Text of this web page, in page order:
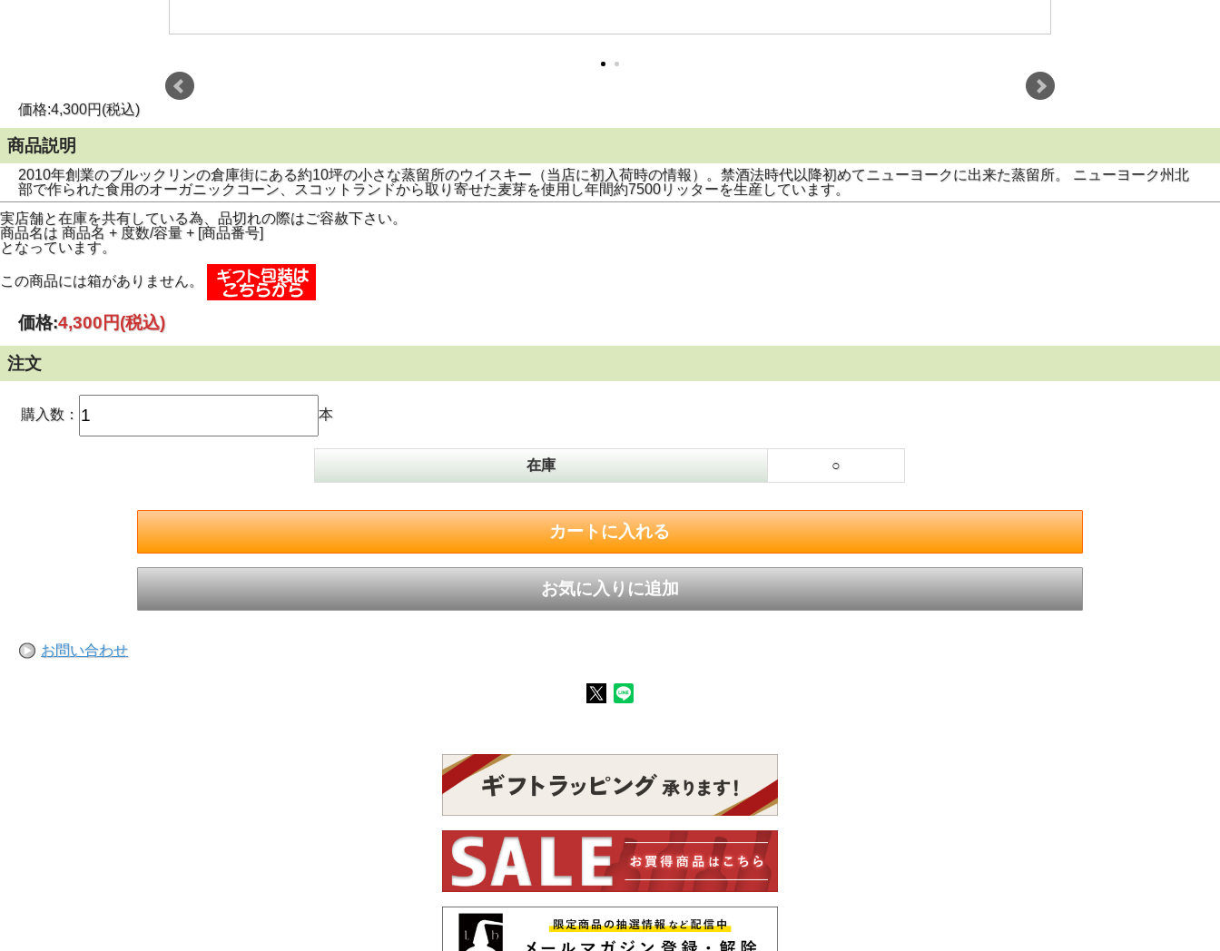
価格:4,300円(税込)
商品説明
2010年創業のブルックリンの倉庫街にある約10坪の小さな蒸留所のウイスキー（当店に初入荷時の情報）。禁酒法時代以降初めてニューヨークに出来た蒸留所。 ニューヨーク州北
部で作られた食用のオーガニックコーン、スコットランドから取り寄せた麦芽を使用し年間約7500リッターを生産しています。
実店舗と在庫を共有している為、品切れの際はご容赦下さい。
商品名は 商品名 + 度数/容量 + [商品番号]
となっています。
この商品には箱がありません。
価格:4,300円(税込)
注文
購入数： 本
在庫 ○
お問い合わせ